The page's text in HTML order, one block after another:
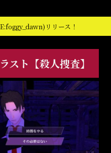
リリース！
スト【殺人捜査】